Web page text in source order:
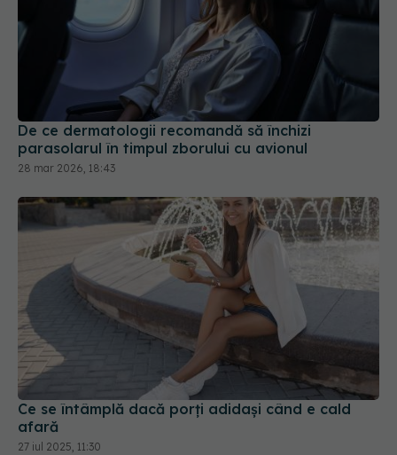
De ce dermatologii recomandă să închizi
parasolarul în timpul zborului cu avionul
28 mar 2026, 18:43
Ce se întâmplă dacă porți adidași când e cald
afară
27 iul 2025, 11:30